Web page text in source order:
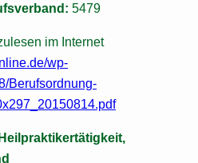
5479
im Internet
wp-
Berufsordnung-